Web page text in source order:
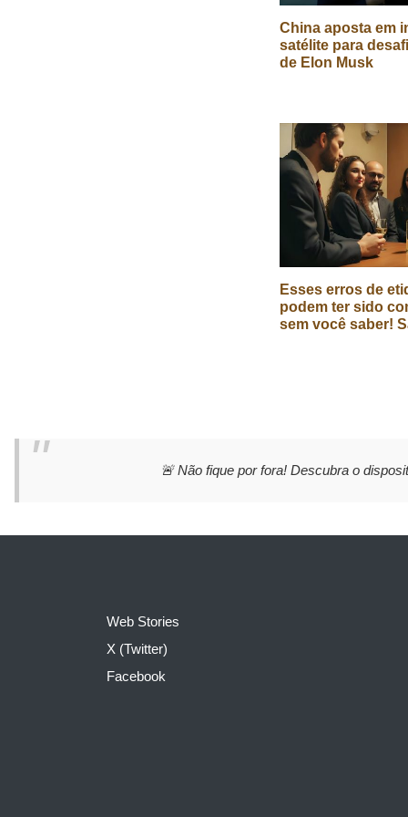
China aposta em
satélite para
de Elon Musk
Esses erros de
podem ter sido
sem você saber!
🚨 Não fique por fora! Descubra o
Web Stories
X (Twitter)
Facebook